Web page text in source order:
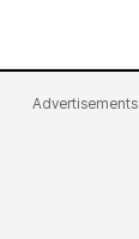
Advertisements